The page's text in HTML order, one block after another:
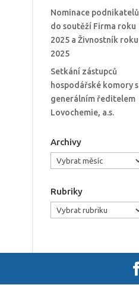
Nominace podnikatelů
do soutěží Firma roku
2025 a Živnostník roku
2025
Setkání zástupců
hospodářské komory s
generálním ředitelem
Lovochemie, a.s.
Archivy
Archivy
Rubriky
Rubriky